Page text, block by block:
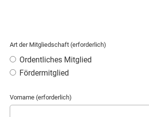
Art der Mitgliedschaft (erforderlich)
Ordentliches Mitglied
Fördermitglied
Vorname (erforderlich)